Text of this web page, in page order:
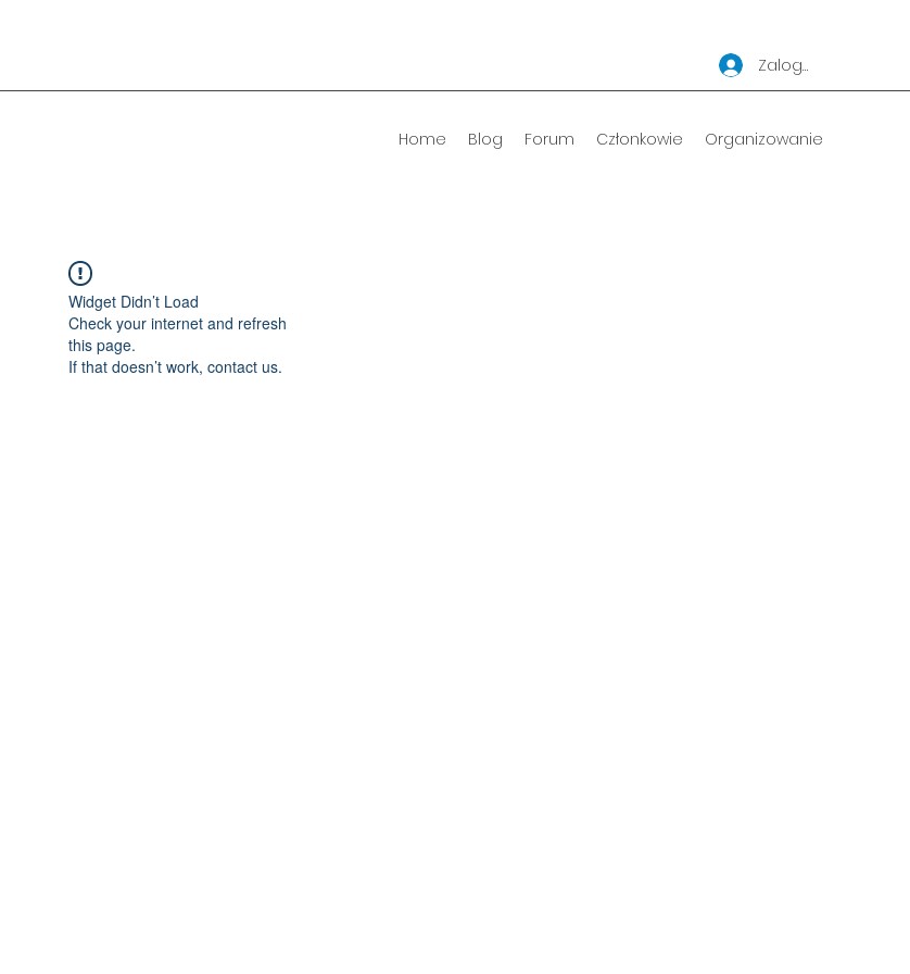
Zaloguj się
Home Blog Forum Członkowie Organizowanie
Widget Didn’t Load
Check your internet and refresh
this page.
If that doesn’t work, contact us.